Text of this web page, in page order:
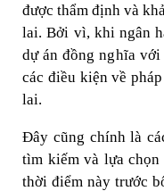
được thẩm định và
lai. Bởi vì, khi ngân
dự án đồng nghĩa
các điều kiện về
lai.
Đây cũng chính là
tìm kiếm và lựa
thời điểm này trước